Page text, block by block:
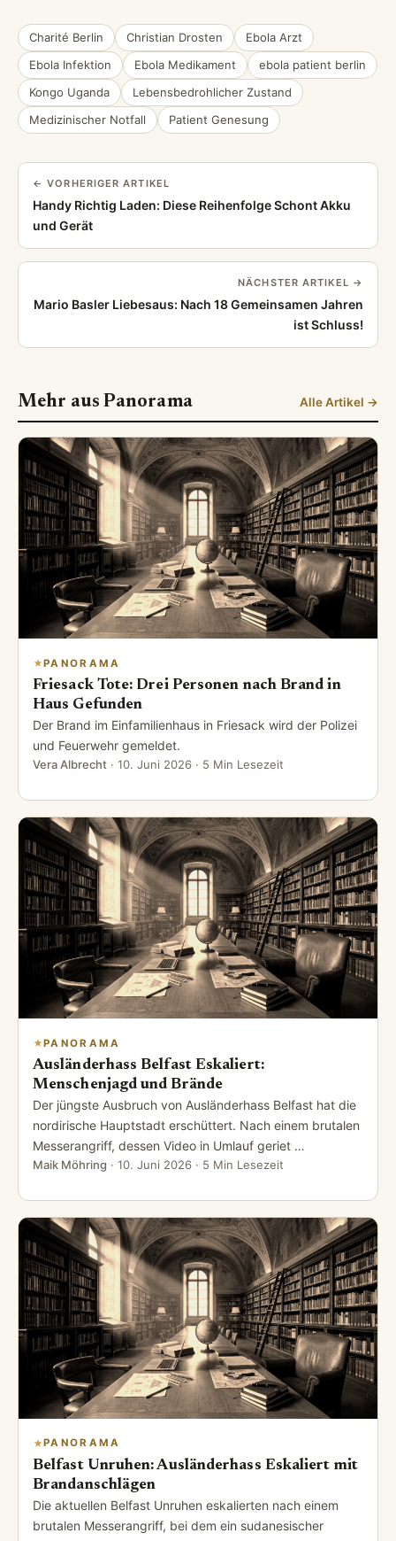
Charité Berlin Christian Drosten
Ebola Arzt
Ebola Infektion
Ebola Medikament
ebola patient berlin
Kongo Uganda
Lebensbedrohlicher Zustand
Medizinischer Notfall
Patient Genesung
← VORHERIGER ARTIKEL
Handy Richtig Laden: Diese Reihenfolge Schont Akku
und Gerät
NÄCHSTER ARTIKEL →
Mario Basler Liebesaus: Nach 18 Gemeinsamen Jahren
ist Schluss!
Mehr aus Panorama Alle Artikel →
PANORAMA
Friesack Tote: Drei Personen nach Brand in
Haus Gefunden
Der Brand im Einfamilienhaus in Friesack wird der Polizei
und Feuerwehr gemeldet.
Vera Albrecht · 10. Juni 2026 · 5 Min Lesezeit
PANORAMA
Ausländerhass Belfast Eskaliert:
Menschenjagd und Brände
Der jüngste Ausbruch von Ausländerhass Belfast hat die
nordirische Hauptstadt erschüttert. Nach einem brutalen
Messerangriff, dessen Video in Umlauf geriet …
Maik Möhring · 10. Juni 2026 · 5 Min Lesezeit
PANORAMA
Belfast Unruhen: Ausländerhass Eskaliert mit
Brandanschlägen
Die aktuellen Belfast Unruhen eskalierten nach einem
brutalen Messerangriff, bei dem ein sudanesischer